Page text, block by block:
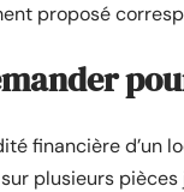
proposé
financière d’un
plusieurs